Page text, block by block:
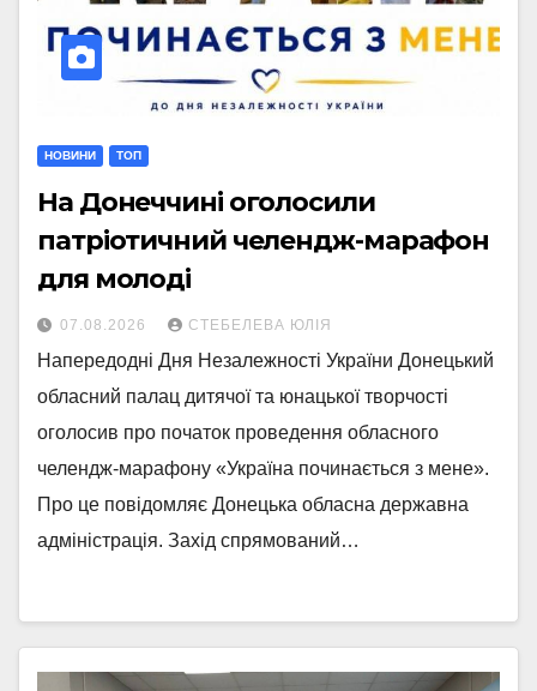
НОВИНИ ТОП
На Донеччині оголосили
патріотичний челендж-марафон
для молоді
07.08.2026 СТЕБЕЛЕВА ЮЛІЯ
Напередодні Дня Незалежності України Донецький
обласний палац дитячої та юнацької творчості
оголосив про початок проведення обласного
челендж-марафону «Україна починається з мене».
Про це повідомляє Донецька обласна державна
адміністрація. Захід спрямований…